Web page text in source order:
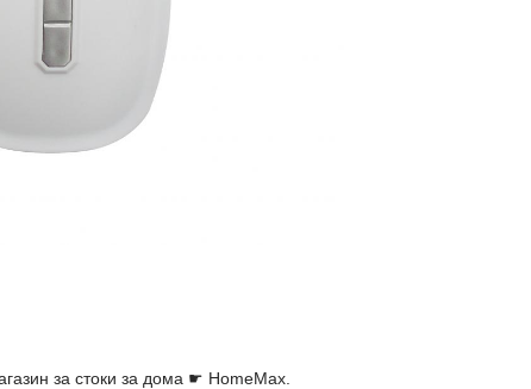
за стоки за дома ☛ HomeMax.